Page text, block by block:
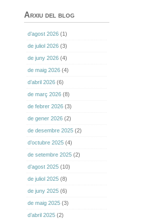
Arxiu del blog
d’agost 2026 (1)
de juliol 2026 (3)
de juny 2026 (4)
de maig 2026 (4)
d’abril 2026 (6)
de març 2026 (8)
de febrer 2026 (3)
de gener 2026 (2)
de desembre 2025 (2)
d’octubre 2025 (4)
de setembre 2025 (2)
d’agost 2025 (10)
de juliol 2025 (8)
de juny 2025 (6)
de maig 2025 (3)
d’abril 2025 (2)